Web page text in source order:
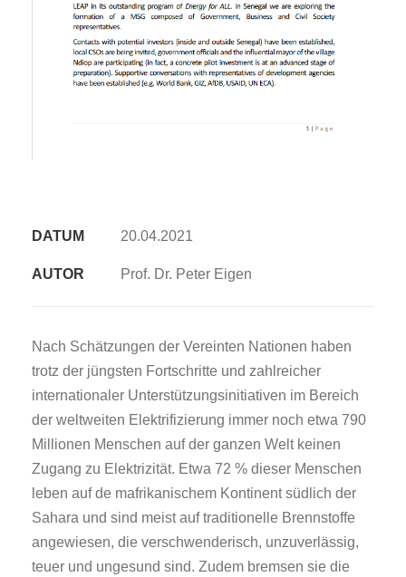
DATUM 20.04.2021
AUTOR Prof. Dr. Peter Eigen
Nach Schätzungen der Vereinten Nationen haben
trotz der jüngsten Fortschritte und zahlreicher
internationaler Unterstützungsinitiativen im Bereich
der weltweiten Elektrifizierung immer noch etwa 790
Millionen Menschen auf der ganzen Welt keinen
Zugang zu Elektrizität. Etwa 72 % dieser Menschen
leben auf de mafrikanischem Kontinent südlich der
Sahara und sind meist auf traditionelle Brennstoffe
angewiesen, die verschwenderisch, unzuverlässig,
teuer und ungesund sind. Zudem bremsen sie die